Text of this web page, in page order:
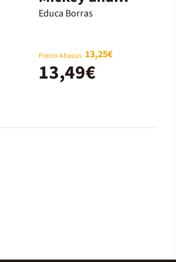
Friends 4 en 1
Educa Borras
Precio Abacus 13,25€
13,49€